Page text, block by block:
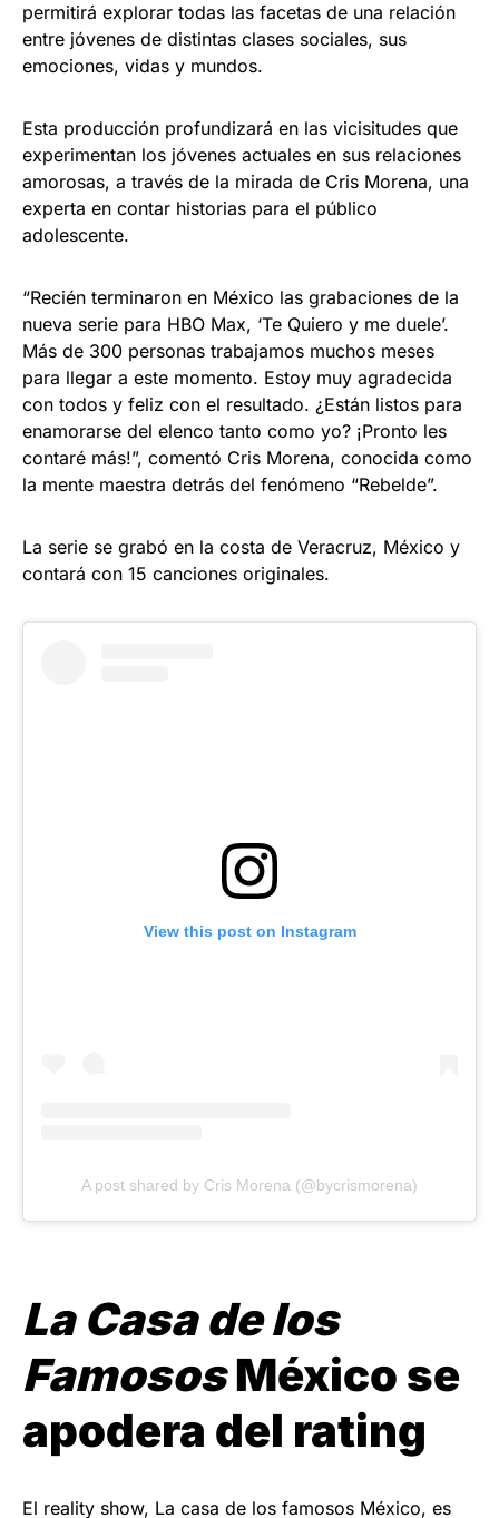
permitirá explorar todas las facetas de una relación
entre jóvenes de distintas clases sociales, sus
emociones, vidas y mundos.
Esta producción profundizará en las vicisitudes que
experimentan los jóvenes actuales en sus relaciones
amorosas, a través de la mirada de Cris Morena, una
experta en contar historias para el público
adolescente.
“Recién terminaron en México las grabaciones de la
nueva serie para HBO Max, ‘Te Quiero y me duele’.
Más de 300 personas trabajamos muchos meses
para llegar a este momento. Estoy muy agradecida
con todos y feliz con el resultado. ¿Están listos para
enamorarse del elenco tanto como yo? ¡Pronto les
contaré más!”, comentó Cris Morena, conocida como
la mente maestra detrás del fenómeno “Rebelde”.
La serie se grabó en la costa de Veracruz, México y
contará con 15 canciones originales.
View this post on Instagram
A post shared by Cris Morena (@bycrismorena)
La Casa de los
FamososMéxico se
apodera del rating
El reality show, La casa de los famosos México, es